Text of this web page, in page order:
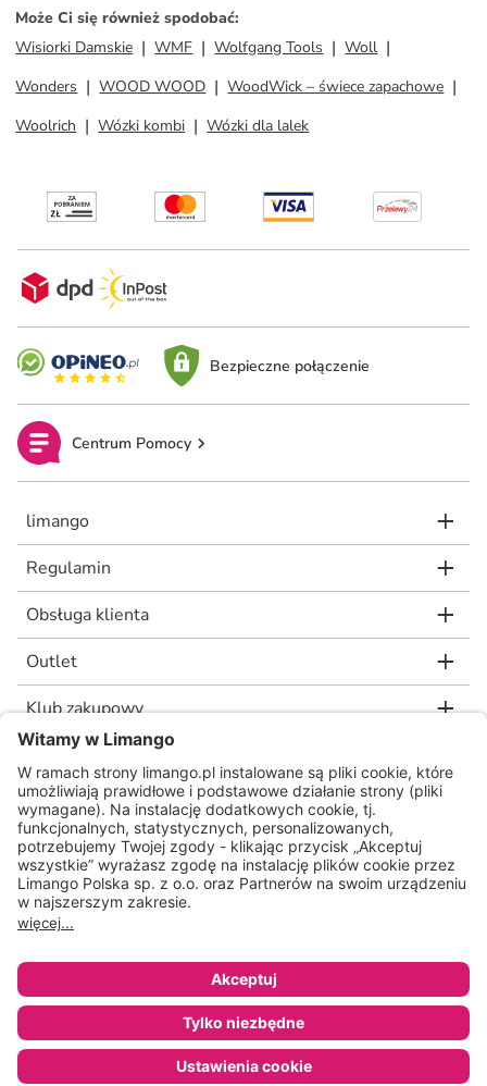
Może Ci się również spodobać:
Wisiorki Damskie
WMF Wolfgang Tools
Woll
Wonders
WOOD WOOD
WoodWick – świece zapachowe
Woolrich
Wózki kombi Wózki dla lalek
Bezpieczne połączenie
Centrum Pomocy
limango
Regulamin
Obsługa klienta
Outlet
Klub zakupowy
limango.de limango.nl
* Rekomendowana, niewiążąca cena detaliczna producenta, jaką wskazał nam
nasz dostawca. Wartość procentowa oznacza różnicę pomiędzy naszą ceną a
rekomendowaną ceną detaliczną producenta.
ᵃ Regulamin oraz warunki promocji dostępne na stronie